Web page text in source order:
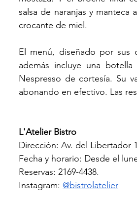
salsa de naranjas y manteca
crocante de miel.
El menú, diseñado por sus
además incluye una
Nespresso de cortesía. Su
abonando en efectivo. Las
L'Atelier Bistro
Dirección: Av. del Libertador
Fecha y horario: Desde el
Reservas: 2169-4438.
Instagram: @bistrolatelier